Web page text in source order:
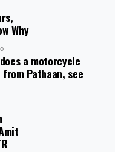
Why
a motorcycle
Pathaan, see